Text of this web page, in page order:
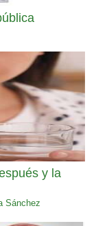
y la
Sánchez